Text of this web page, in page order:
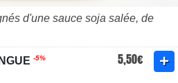
d'une sauce soja salée, de
-5% 5,50€